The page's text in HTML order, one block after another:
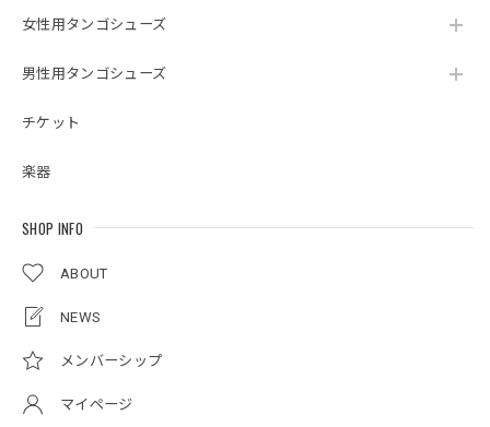
女性用タンゴシューズ
男性用タンゴシューズ
チケット
楽器
SHOP INFO
ABOUT
NEWS
メンバーシップ
マイページ